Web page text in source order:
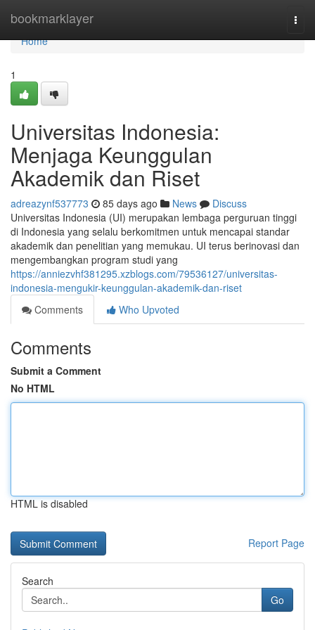
bookmarklayer
Home
Home
1
Universitas Indonesia:
Menjaga Keunggulan
Akademik dan Riset
adreazynf537773 85 days ago News
Discuss
Universitas Indonesia (UI) merupakan lembaga perguruan tinggi
di Indonesia yang selalu berkomitmen untuk mencapai standar
akademik dan penelitian yang memukau. UI terus berinovasi dan
mengembangkan program studi yang
https://anniezvhf381295.xzblogs.com/79536127/universitas-
indonesia-mengukir-keunggulan-akademik-dan-riset
Comments
Who Upvoted
Comments
Submit a Comment
No HTML
HTML is disabled
Report Page
Search
Go